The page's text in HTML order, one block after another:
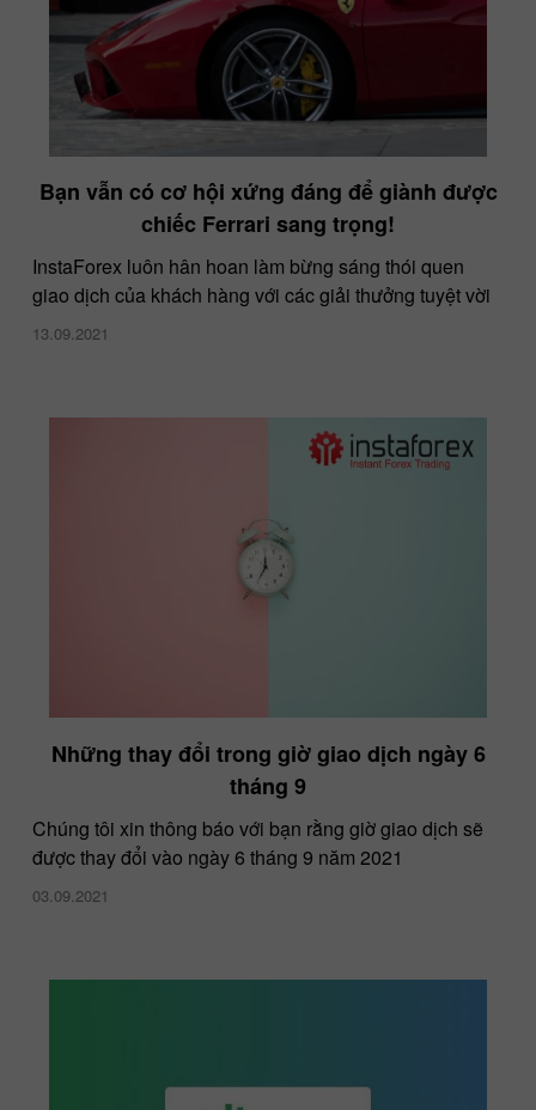
Bạn vẫn có cơ hội xứng đáng để giành được
chiếc Ferrari sang trọng!
InstaForex luôn hân hoan làm bừng sáng thói quen
giao dịch của khách hàng với các giải thưởng tuyệt vời
13.09.2021
Những thay đổi trong giờ giao dịch ngày 6
tháng 9
Chúng tôi xin thông báo với bạn rằng giờ giao dịch sẽ
được thay đổi vào ngày 6 tháng 9 năm 2021
03.09.2021